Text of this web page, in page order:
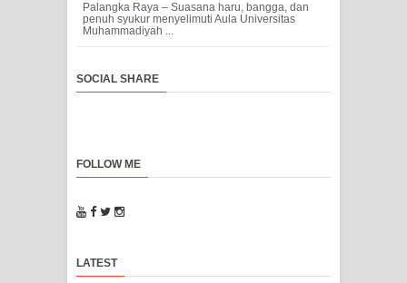
Palangka Raya – Suasana haru, bangga, dan
penuh syukur menyelimuti Aula Universitas
Muhammadiyah ...
SOCIAL SHARE
FOLLOW ME
LATEST